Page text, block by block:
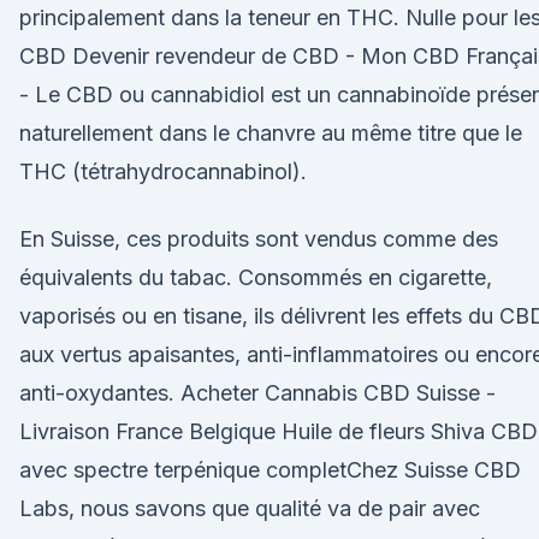
principalement dans la teneur en THC. Nulle pour
CBD Devenir revendeur de CBD - Mon CBD
- Le CBD ou cannabidiol est un cannabinoïde
naturellement dans le chanvre au même titre que le
THC (tétrahydrocannabinol).
En Suisse, ces produits sont vendus comme des
équivalents du tabac. Consommés en cigarette,
vaporisés ou en tisane, ils délivrent les effets du
aux vertus apaisantes, anti-inflammatoires ou
anti-oxydantes. Acheter Cannabis CBD Suisse -
Livraison France Belgique Huile de fleurs Shiva CBD
avec spectre terpénique completChez Suisse CBD
Labs, nous savons que qualité va de pair avec